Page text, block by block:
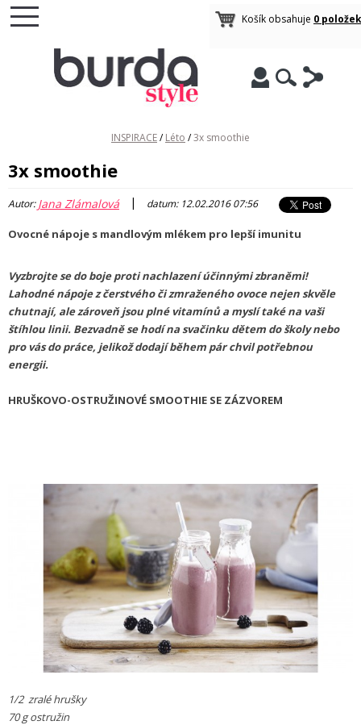
Košík obsahuje 0 položek
INSPIRACE/ Léto /3x smoothie
3x smoothie
Autor:Jana Zlámalová | datum: 12.02.2016 07:56
Ovocné nápoje s mandlovým mlékem pro lepší imunitu
Vyzbrojte se do boje proti nachlazení účinnými zbraněmi!
Lahodné nápoje z čerstvého či zmraženého ovoce nejen skvěle
chutnají, ale zároveň jsou plné vitamínů a myslí také na vaši
štíhlou linii. Bezvadně se hodí na svačinku dětem do školy nebo
pro vás do práce, jelikož dodají během pár chvil potřebnou
energii.
HRUŠKOVO-OSTRUŽINOVÉ SMOOTHIE SE ZÁZVOREM
1/2 zralé hrušky
70 g ostružin